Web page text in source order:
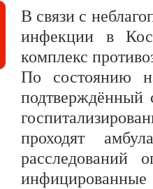
В связи с
инфекции в
комплекс
По состоянию
подтверждённый
проходят
расследований